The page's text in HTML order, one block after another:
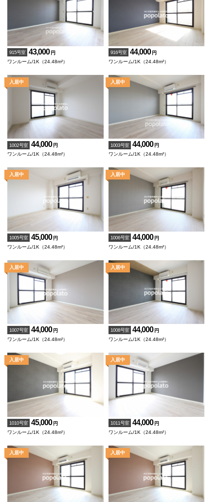
915号室 43,000 円
ワンルーム/1K（24.48m²）
916号室 44,000 円
ワンルーム/1K（24.48m²）
1002号室 44,000 円
ワンルーム/1K（24.48m²）
1003号室 44,000 円
ワンルーム/1K（24.48m²）
1005号室 45,000 円
ワンルーム/1K（24.48m²）
1006号室 44,000 円
ワンルーム/1K（24.48m²）
1007号室 44,000 円
ワンルーム/1K（24.48m²）
1008号室 44,000 円
ワンルーム/1K（24.48m²）
1010号室 45,000 円
ワンルーム/1K（24.48m²）
1011号室 44,000 円
ワンルーム/1K（24.48m²）